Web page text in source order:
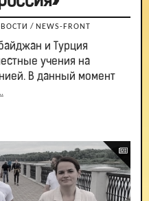
/ NEWS-FRONT
и Турция
учения на
В данный момент